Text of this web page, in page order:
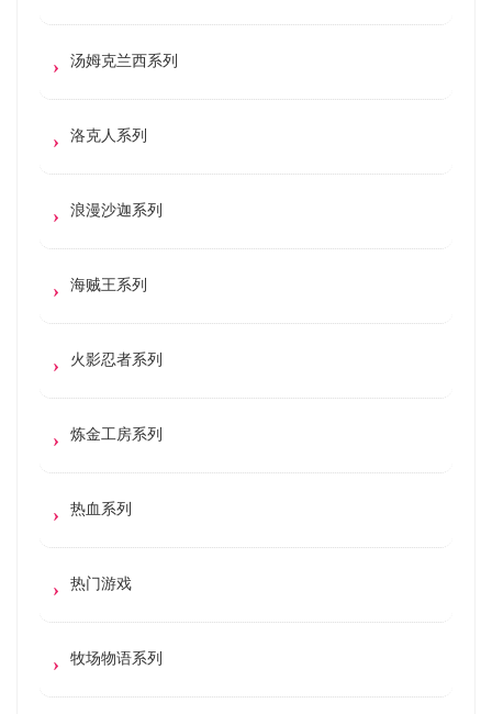
汤姆克兰西系列
洛克人系列
浪漫沙迦系列
海贼王系列
火影忍者系列
炼金工房系列
热血系列
热门游戏
牧场物语系列